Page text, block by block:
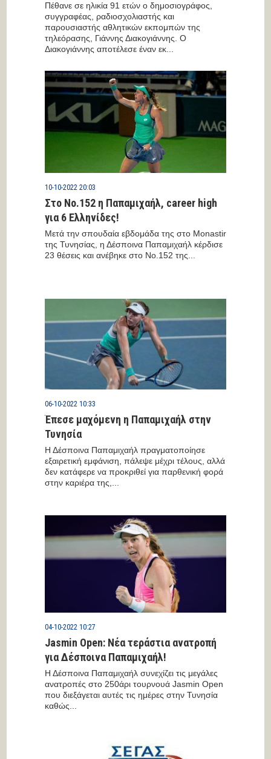
Πέθανε σε ηλικία 91 ετών ο δημοσιογράφος,
συγγραφέας, ραδιοσχολιαστής και
παρουσιαστής αθλητικών εκπομπών της
τηλεόρασης, Γιάννης Διακογιάννης. Ο
Διακογιάννης αποτέλεσε έναν εκ...
10-10-2022 20:03
Στο Νο.152 η Παπαμιχαήλ, career high
για 6 Ελληνίδες!
Μετά την σπουδαία εβδομάδα της στο Monastir
της Τυνησίας, η Δέσποινα Παπαμιχαήλ κέρδισε
23 θέσεις και ανέβηκε στο Νο.152 της...
06-10-2022 10:33
Έπεσε μαχόμενη η Παπαμιχαήλ στην
Τυνησία
Η Δέσποινα Παπαμιχαήλ πραγματοποίησε
εξαιρετική εμφάνιση, πάλεψε μέχρι τέλους, αλλά
δεν κατάφερε να προκριθεί για παρθενική φορά
στην καριέρα της,...
04-10-2022 10:27
Jasmin Open: Νέα τεράστια ανατροπή
για Δέσποινα Παπαμιχαήλ!
Η Δέσποινα Παπαμιχαήλ συνεχίζει τις μεγάλες
ανατροπές στο 250άρι τουρνουά Jasmin Open
που διεξάγεται αυτές τις ημέρες στην Τυνησία
καθώς...